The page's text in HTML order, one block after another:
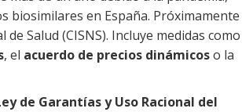
biosimilares en España. Próximamente
Salud (CISNS). Incluye medidas como
, el acuerdo de precios dinámicoso la
de Garantías y Uso Racional del